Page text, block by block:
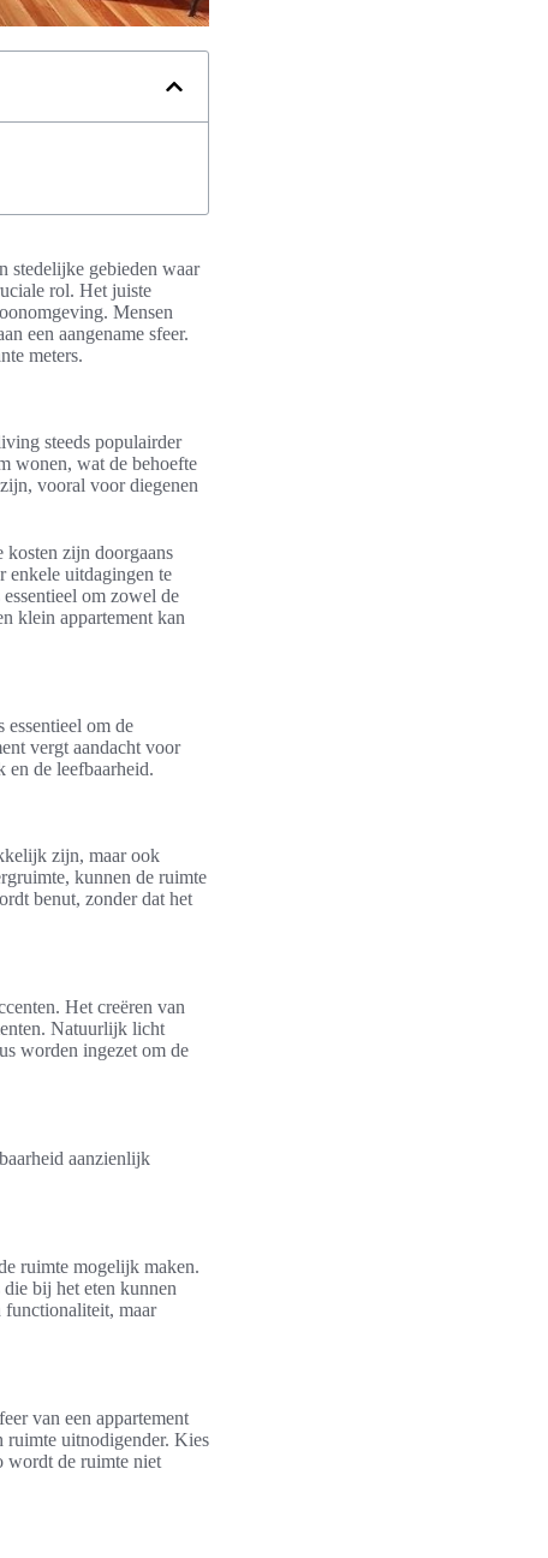
stedelijke gebieden waar
rol. Het juiste
Mensen
een aangename sfeer.
meters.
steeds populairder
wonen, wat de behoefte
vooral voor diegenen
zijn doorgaans
enkele uitdagingen te
om zowel de
klein appartement kan
essentieel om de
vergt aandacht voor
en de leefbaarheid.
zijn, maar ook
kunnen de ruimte
benut, zonder dat het
Het creëren van
Natuurlijk licht
worden ingezet om de
aanzienlijk
ruimte mogelijk maken.
bij het eten kunnen
functionaliteit, maar
van een appartement
ruimte uitnodigender. Kies
wordt de ruimte niet